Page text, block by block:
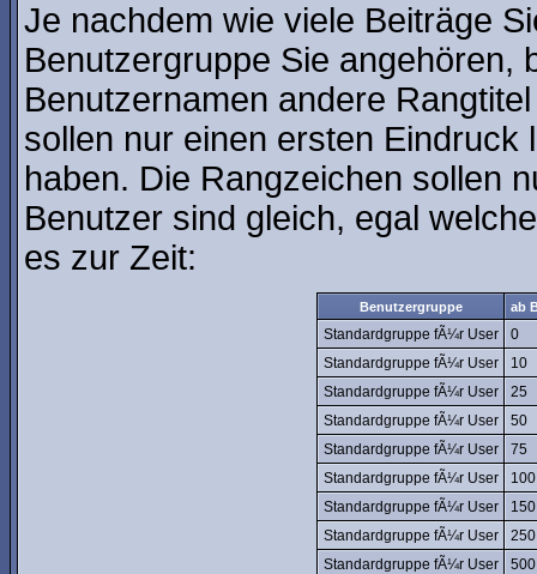
Je nachdem wie viele Beiträge
Benutzergruppe Sie angehören,
Benutzernamen andere
sollen nur einen ersten
haben. Die Rangzeichen sollen
Benutzer sind gleich, egal
es zur Zeit:
Benutzergruppe ab
Standardgruppe fÃ¼r User
0
Standardgruppe fÃ¼r User
10
Standardgruppe fÃ¼r User
25
Standardgruppe fÃ¼r User
50
Standardgruppe fÃ¼r User
75
Standardgruppe fÃ¼r User
100
Standardgruppe fÃ¼r User
150
Standardgruppe fÃ¼r User
250
Standardgruppe fÃ¼r User
500